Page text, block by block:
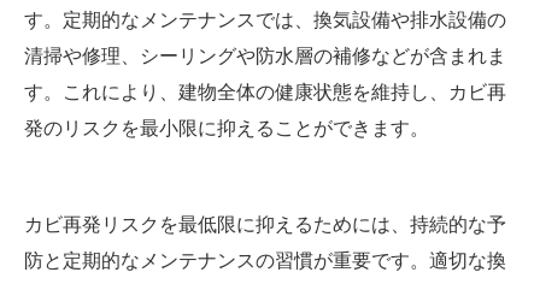
す。定期的なメンテナンスでは、換気設備や排水設備の
清掃や修理、シーリングや防水層の補修などが含まれま
す。これにより、建物全体の健康状態を維持し、カビ再
発のリスクを最小限に抑えることができます。
カビ再発リスクを最低限に抑えるためには、持続的な予
防と定期的なメンテナンスの習慣が重要です。適切な換